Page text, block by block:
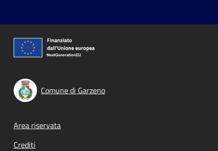
Comune di Garzeno
Footer menu
Area riservata
Crediti